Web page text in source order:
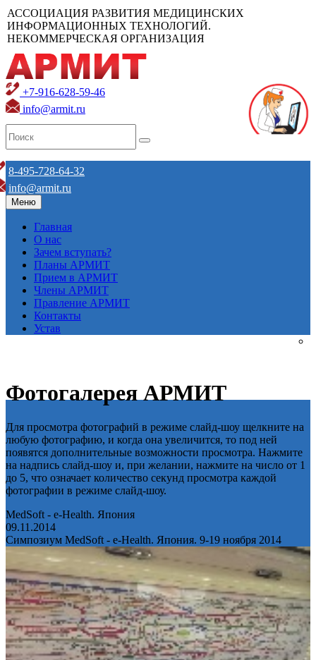
АССОЦИАЦИЯ РАЗВИТИЯ МЕДИЦИНСКИХ
ИНФОРМАЦИОННЫХ ТЕХНОЛОГИЙ.
НЕКОММЕРЧЕСКАЯ ОРГАНИЗАЦИЯ
+7-916-628-59-46
info@armit.ru
8-495-728-64-32
info@armit.ru
Меню
Главная
О нас
Зачем вступать?
Планы АРМИТ
Прием в АРМИТ
Члены АРМИТ
Правление АРМИТ
Контакты
Устав
Фотогалерея АРМИТ
Для просмотра фотографий в режиме слайд-шоу щелкните на
любую фотографию, и когда она увеличится, то под ней
появятся дополнительные возможности просмотра. Нажмите
на надпись слайд-шоу и, при желании, нажмите на число от 1
до 5, что означает количество секунд просмотра каждой
фотографии в режиме слайд-шоу.
MedSoft - e-Health. Япония
09.11.2014
Симпозиум MedSoft - e-Health. Япония. 9-19 ноября 2014